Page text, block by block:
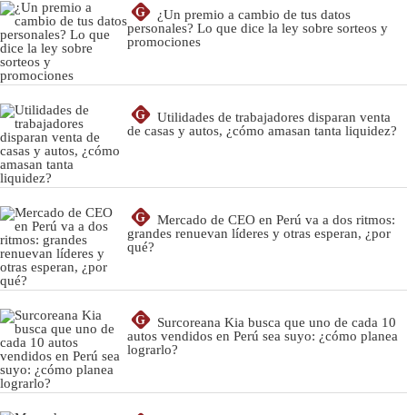
G
¿Un premio a cambio de tus datos
personales? Lo que dice la ley sobre sorteos y
promociones
G
Utilidades de trabajadores disparan venta
de casas y autos, ¿cómo amasan tanta liquidez?
G
Mercado de CEO en Perú va a dos ritmos:
grandes renuevan líderes y otras esperan, ¿por
qué?
G
Surcoreana Kia busca que uno de cada 10
autos vendidos en Perú sea suyo: ¿cómo planea
lograrlo?